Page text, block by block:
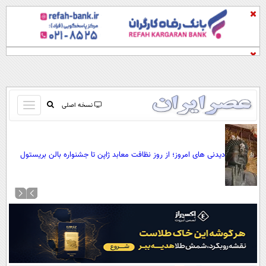
نسخه اصلی
باز
و
کردن
تماس با ما
پیوند ها
سواد زندگی
دیدنی های امروز؛ از روز نظافت معابد ژاپن تا جشنواره بالن بریستول